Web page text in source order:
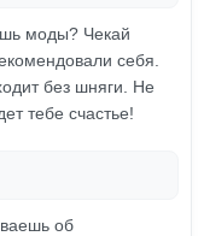
моды? Чекай
себя.
без шняги. Не
тебе счастье!
об